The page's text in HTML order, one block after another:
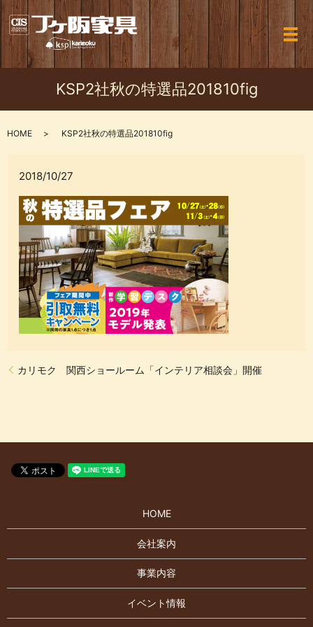
メ
KSP2社秋の特選品201810fig
HOME KSP2社秋の特選品201810fig
2018/10/27
カリモク 関西ショールーム「インテリア相談会」開催
HOME
会社案内
事業内容
イベント情報